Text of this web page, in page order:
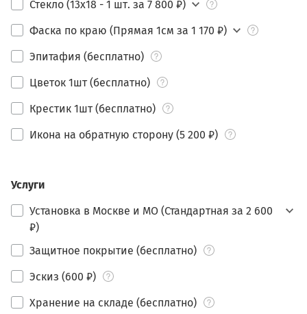
Стекло (13х18 - 1 шт. за 7 800 ₽)
Фаска по краю (Прямая 1см за 1 170 ₽)
Эпитафия (бесплатно)
Цветок 1шт (бесплатно)
Крестик 1шт (бесплатно)
Икона на обратную сторону (5 200 ₽)
Услуги
Установка в Москве и МО (Стандартная за 2 600
₽)
Защитное покрытие (бесплатно)
Эскиз (600 ₽)
Хранение на складе (бесплатно)